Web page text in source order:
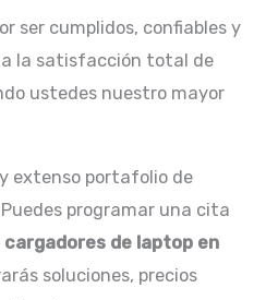
ser cumplidos, confiables y
la satisfacción total de
ustedes nuestro mayor
extenso portafolio de
programar una cita
cargadores de laptop en
soluciones, precios